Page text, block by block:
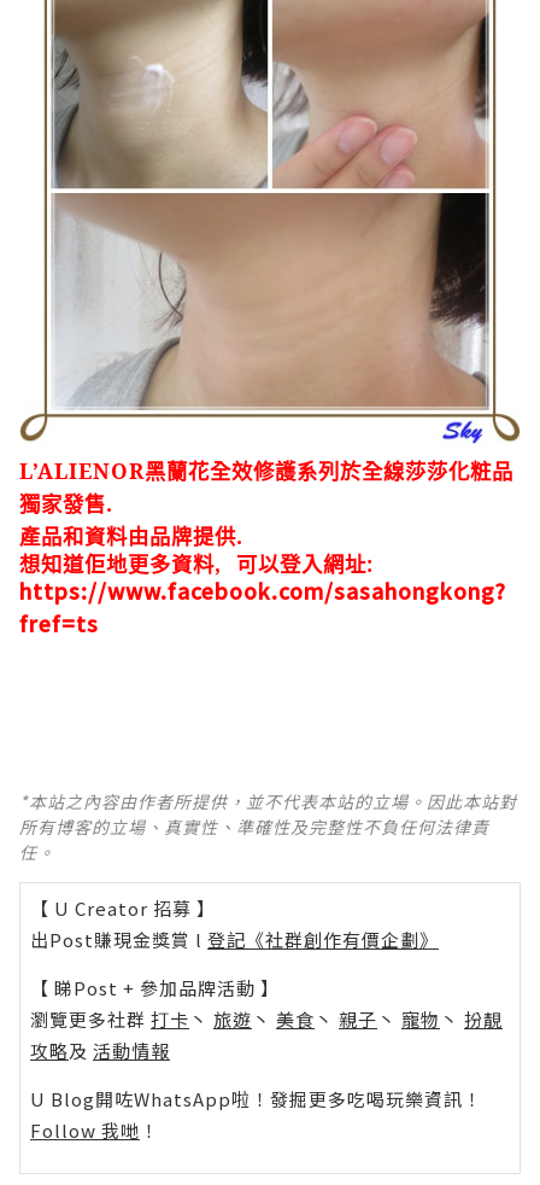
L’ALIENOR黑蘭花全效修護系列於全線莎莎化粧品
獨家發售.
產品和資料由品牌提供.
想知道佢地更多資料, 可以登入網址:
https://www.facebook.com/sasahongkong?
fref=ts
*本站之內容由作者所提供，並不代表本站的立場。因此本站對
所有博客的立場、真實性、準確性及完整性不負任何法律責
任。
【 U Creator 招募 】
出Post賺現金獎賞 l 登記《社群創作有價企劃》
【 睇Post + 參加品牌活動 】
瀏覽更多社群 打卡 丶 旅遊 丶 美食 丶 親子 丶 寵物 丶 扮靚
攻略及 活動情報
U Blog開咗WhatsApp啦！發掘更多吃喝玩樂資訊！
Follow 我哋 ！